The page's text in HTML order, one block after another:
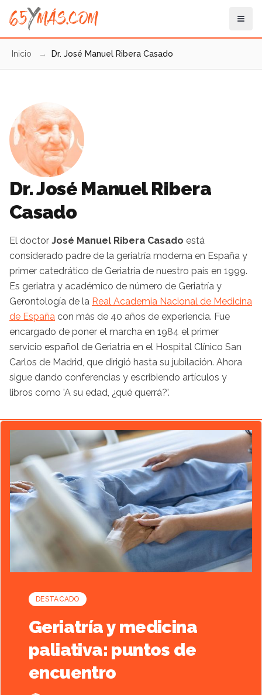
Inicio → Dr. José Manuel Ribera Casado
Dr. José Manuel Ribera
Casado
El doctor José Manuel Ribera Casado está
considerado padre de la geriatría moderna en España y
primer catedrático de Geriatría de nuestro país en 1999.
Es geriatra y académico de número de Geriatría y
Gerontología de la Real Academia Nacional de Medicina
de España con más de 40 años de experiencia. Fue
encargado de poner el marcha en 1984 el primer
servicio español de Geriatría en el Hospital Clínico San
Carlos de Madrid, que dirigió hasta su jubilación. Ahora
sigue dando conferencias y escribiendo artículos y
libros como 'A su edad, ¿qué querrá?'.
Artículo destacado
DESTACADO
Geriatría y medicina
paliativa: puntos de
encuentro